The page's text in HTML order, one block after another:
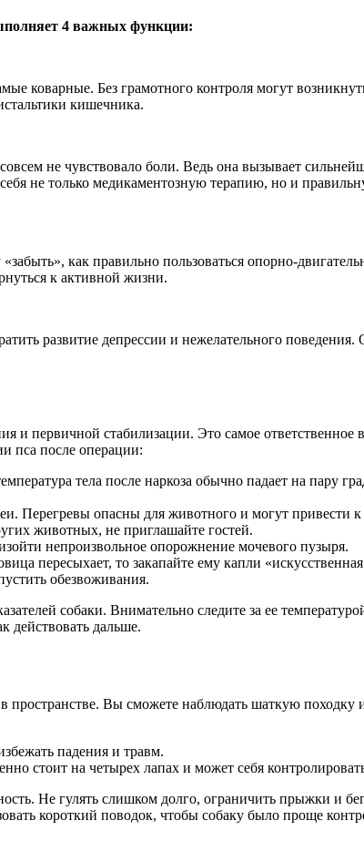
4 важных функции:
коварные. Без грамотного контроля могут
кишечника.
не чувствовало боли. Ведь она вызывает
не только медикаментозную терапию, но и
«забыть», как правильно пользоваться опорно-
к активной жизни.
развитие депрессии и нежелательного поведения.
и первичной стабилизации. Это самое
пса после операции:
тела после наркоза обычно падает на пару
Перегревы опасны для животного и могут привести
животных, не приглашайте гостей.
непроизвольное опорожнение мочевого пузыря.
пересыхает, то закапайте ему капли
обезвоживания.
собаки. Внимательно следите за ее
действовать дальше.
в пространстве. Вы сможете наблюдать шаткую
падения и травм.
стоит на четырех лапах и может себя
Не гулять слишком долго, ограничить прыжки и
короткий поводок, чтобы собаку было проще